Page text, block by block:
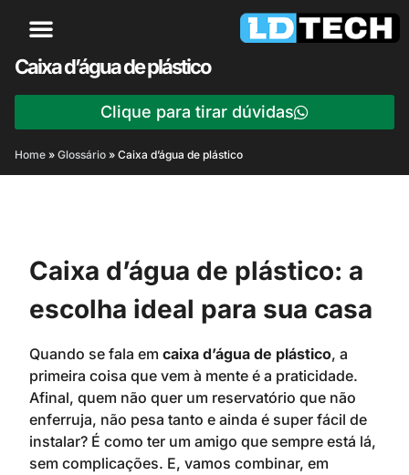
Caixa d’água de plástico
Clique para tirar dúvidas
Home » Glossário » Caixa d’água de plástico
Caixa d’água de plástico: a
escolha ideal para sua casa
Quando se fala em caixa d’água de plástico, a
primeira coisa que vem à mente é a praticidade.
Afinal, quem não quer um reservatório que não
enferruja, não pesa tanto e ainda é super fácil de
instalar? É como ter um amigo que sempre está lá,
sem complicações. E, vamos combinar, em